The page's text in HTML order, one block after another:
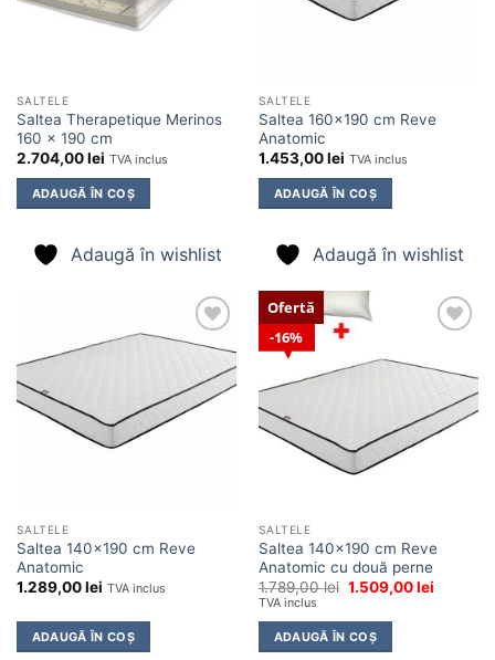
SALTELE
Saltea Therapetique Merinos
160 x 190 cm
2.704,00lei TVA inclus
ADAUGĂ ÎN COȘ
Adaugă în wishlist
SALTELE
Saltea 160×190 cm Reve
Anatomic
1.453,00lei TVA inclus
ADAUGĂ ÎN COȘ
Adaugă în wishlist
Adaugă
wishlist
SALTELE
Saltea 140×190 cm Reve
Anatomic
1.289,00lei TVA inclus
ADAUGĂ ÎN COȘ
16%
Ofertă
wishlist
SALTELE
Saltea 140×190 cm Reve
Anatomic cu două perne
1.789,00lei Prețul
fost:
1.789,00 lei.
1.509,00leiPrețul
TVA inclus
ADAUGĂ ÎN COȘ